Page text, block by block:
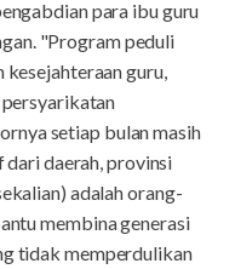
para ibu guru
"Program peduli
guru,
setiap bulan masih
daerah, provinsi
adalah orang-
membina generasi
tidak memperdulikan